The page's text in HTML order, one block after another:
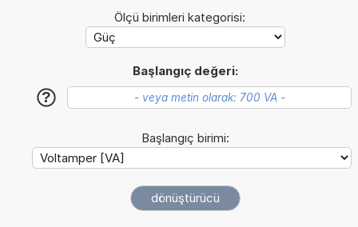
Ölçü birimleri kategorisi:
Başlangıç değeri:
?
Başlangıç birimi: